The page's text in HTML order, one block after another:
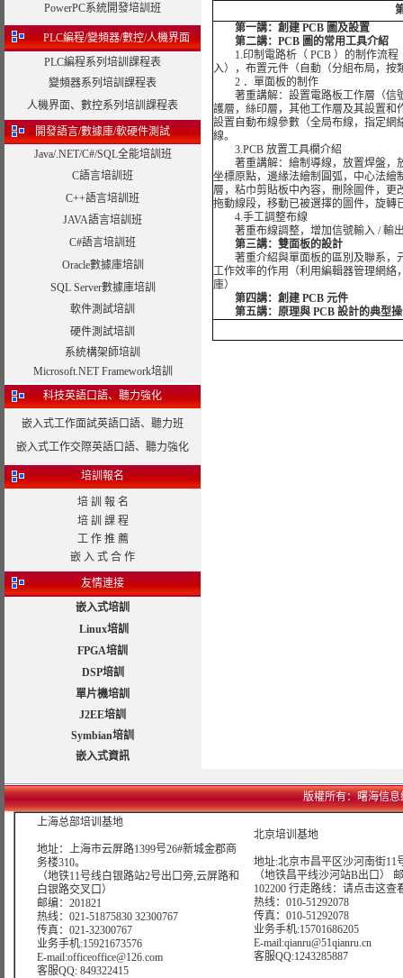
PowerPC系統開發培訓班
PLC編程/變頻器/數控/人機界面
PLC編程系列培訓課程表
變頻器系列培訓課程表
人機界面、數控系列培訓課程表
開發語言/數據庫/軟硬件測試
Java/.NET/C#/SQL全能培訓班
C語言培訓班
C++語言培訓班
JAVA語言培訓班
C#語言培訓班
Oracle數據庫培訓
SQL Server數據庫培訓
軟件測試培訓
硬件測試培訓
系統構架師培訓
Microsoft.NET Framework培訓
科技英語口語、聽力強化
嵌入式工作面試英語口語、聽力班
嵌入式工作交際英語口語、聽力強化
培訓報名
培 訓 報 名
培 訓 課 程
工 作 推 薦
嵌 入 式 合 作
友情連接
嵌入式培訓
Linux培訓
FPGA培訓
DSP培訓
單片機培訓
J2EE培訓
Symbian培訓
嵌入式資訊
第一講：創建 PCB 圖及設置
第二講：PCB 圖的常用工具介紹
1.印制電路析（ PCB ）的制作流程
入），布置元件（自動（分組布局，
2 ．單面板的制作
著重講解：設置電路板工作層（信
護層，絲印層，其他工作層及其設置和
設置自動布線參數（全局布線，指定網
線。
3.PCB 放置工具欄介紹
著重講解：繪制導線，放置焊盤，
坐標原點，邊緣法繪制圓弧，中心法繪
層，粘巾剪貼板中內容，刪除圖件，更
拖動線段，移動已被選擇的圖件，旋轉
4.手工調整布線
著重布線調整，增加信號輸入 / 輸出
第三講：雙面板的設計
著重介紹與單面板的區別及聯系，元
工作效率的作用（利用編輯器管理網絡
庫）
第四講：創建 PCB 元件
第五講：原理與 PCB 設計的典型
版權所有：曙海信息
上海总部培训基地
地址：上海市云屏路1399号26#新城金郡商
务楼310。
（地铁11号线白银路站2号出口旁,云屏路和
白银路交叉口）
邮编：201821
热线：021-51875830 32300767
传真：021-32300767
业务手机:15921673576
E-mail:officeoffice@126.com
客服QQ: 849322415
北京培训基地
地址:北京市昌平区沙河南街11
（地铁昌平线沙河站B出口）
102200 行走路线： 请点击这查
热线：010-51292078
传真：010-51292078
业务手机:15701686205
E-mail:qianru@51qianru.cn
客服QQ:1243285887